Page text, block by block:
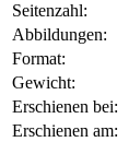
Seitenzahl:
Abbildungen:
Format:
Gewicht:
Erschienen bei:
Erschienen am: